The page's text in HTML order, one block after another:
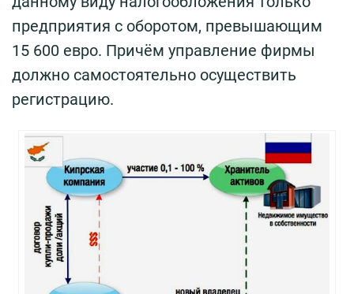
предприятия с оборотом, превышающим
15 600 евро. Причём управление фирмы
должно самостоятельно осуществить
регистрацию.